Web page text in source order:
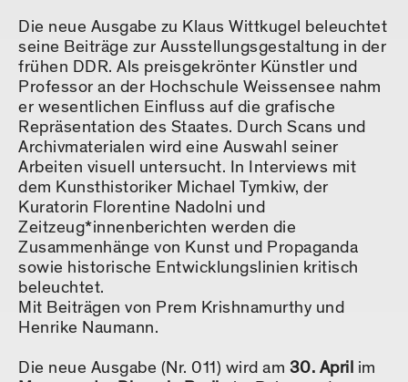
Die neue Ausgabe zu Klaus Wittkugel beleuchtet
seine Beiträge zur Ausstellungsgestaltung in der
frühen DDR. Als preisgekrönter Künstler und
Professor an der Hochschule Weissensee nahm
er wesentlichen Einfluss auf die grafische
Repräsentation des Staates. Durch Scans und
Archivmaterialen wird eine Auswahl seiner
Arbeiten visuell untersucht. In Interviews mit
dem Kunsthistoriker Michael Tymkiw, der
Kuratorin Florentine Nadolni und
Zeitzeug*innenberichten werden die
Zusammenhänge von Kunst und Propaganda
sowie historische Entwicklungslinien kritisch
beleuchtet.
Mit Beiträgen von Prem Krishnamurthy und
Henrike Naumann.
Die neue Ausgabe (Nr. 011) wird am 30. April im